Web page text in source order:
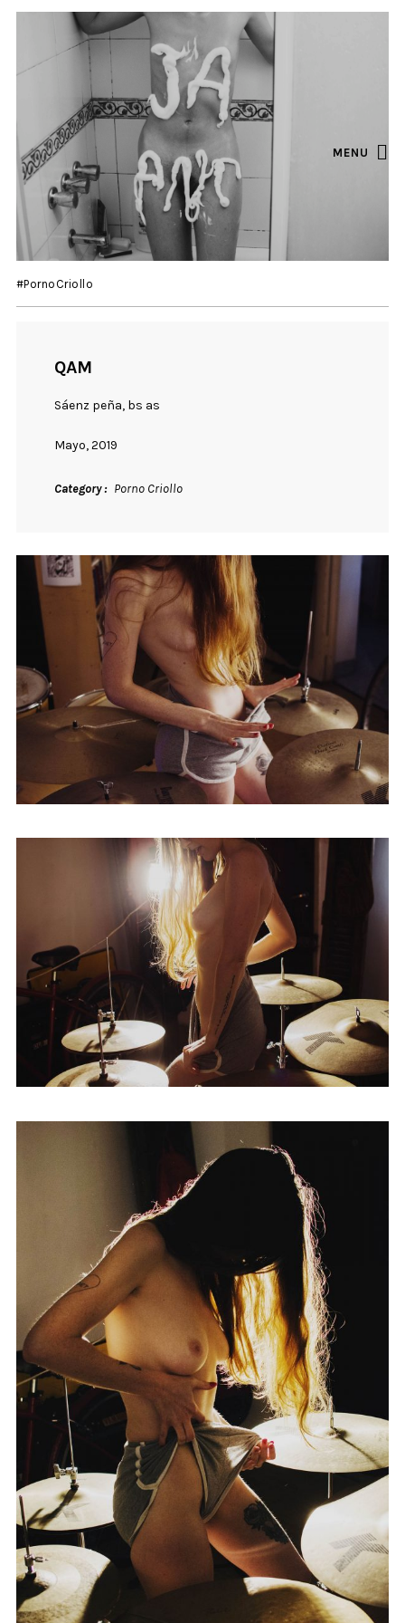
#PornoCriollo
MENU
QAM
Sáenz peña, bs as
Mayo, 2019
Category Porno Criollo